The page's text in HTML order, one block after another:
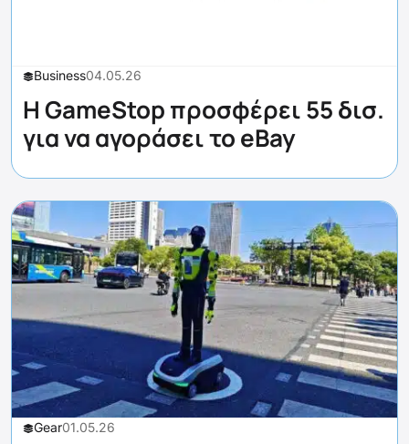
Business04.05.26
H GameStop προσφέρει 55 δισ.
για να αγοράσει το eBay
Gear01.05.26